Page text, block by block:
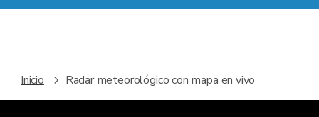
Inicio Radar meteorológico con mapa en vivo